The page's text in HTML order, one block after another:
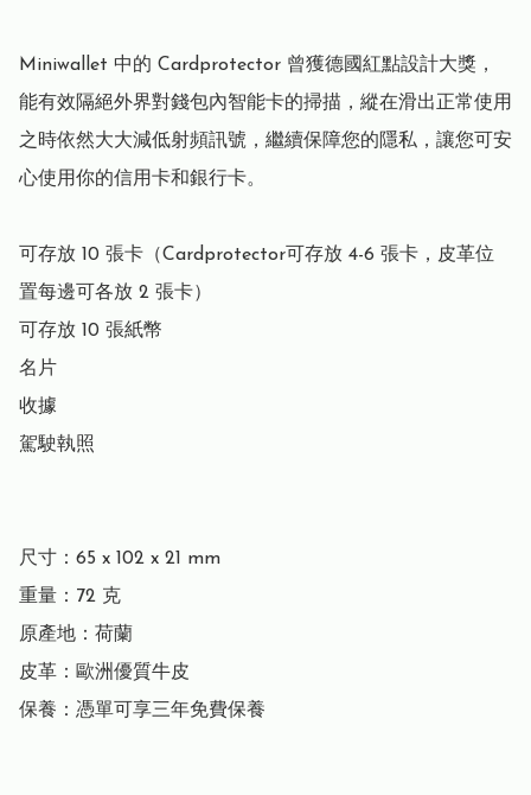
Miniwallet 中的 Cardprotector 曾獲德國紅點設計大獎，
能有效隔絕外界對錢包內智能卡的掃描，縱在滑出正常使用
之時依然大大減低射頻訊號，繼續保障您的隱私，讓您可安
心使用你的信用卡和銀行卡。
可存放 10 張卡（Cardprotector可存放 4-6 張卡，皮革位
置每邊可各放 2 張卡）
可存放 10 張紙幣
名片
收據
駕駛執照
尺寸：65 x 102 x 21 mm
重量：72 克
原產地：荷蘭
皮革：歐洲優質牛皮
保養：憑單可享三年免費保養